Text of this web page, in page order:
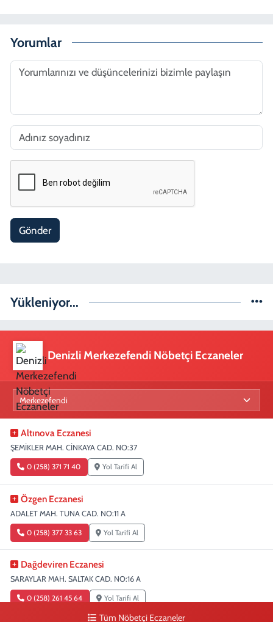
Yorumlar
Gönder
Yükleniyor...
Denizli Merkezefendi Nöbetçi Eczaneler
Altınova Eczanesi
ŞEMİKLER MAH. CİNKAYA CAD. NO:37
0 (258) 371 71 40 Yol Tarifi Al
Özgen Eczanesi
ADALET MAH. TUNA CAD. NO:11 A
0 (258) 377 33 63 Yol Tarifi Al
Dağdeviren Eczanesi
SARAYLAR MAH. SALTAK CAD. NO:16 A
0 (258) 261 45 64 Yol Tarifi Al
Tüm Nöbetçi Eczaneler